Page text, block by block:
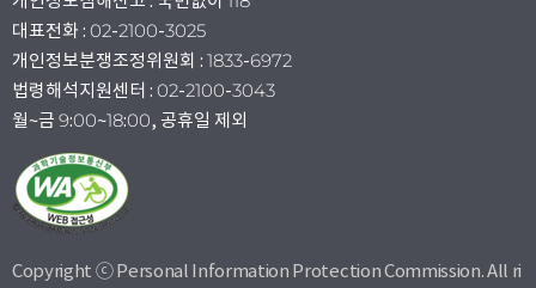
대표전화 : 02-2100-3025
개인정보분쟁조정위원회 : 1833-6972
법령해석지원센터 : 02-2100-3043
월~금 9:00~18:00, 공휴일 제외
Copyright ⓒ Personal Information Protection Commission. All ri